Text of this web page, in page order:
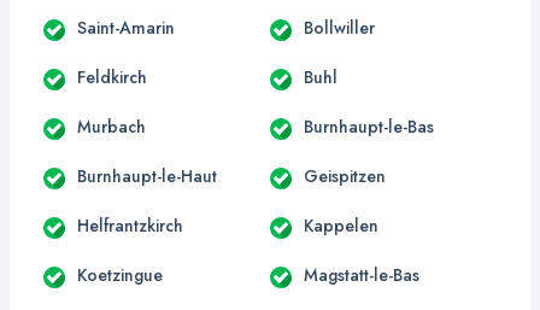
Saint-Amarin Bollwiller
Feldkirch Buhl
Murbach Burnhaupt-le-Bas
Burnhaupt-le-Haut Geispitzen
Helfrantzkirch Kappelen
Koetzingue Magstatt-le-Bas